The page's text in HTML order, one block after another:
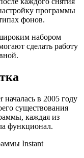
программы
фонов.
набором
сделать работу
началась в 2005 году
существования
каждая из
функционал.
Instant